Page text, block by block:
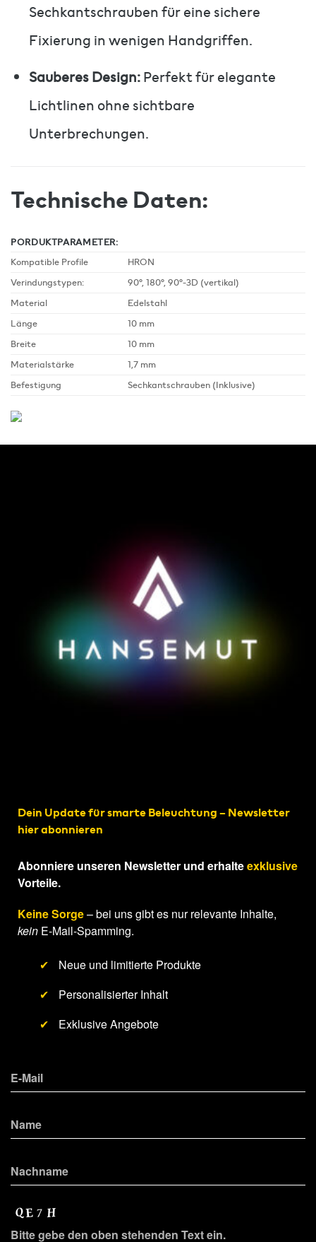
Sechkantschrauben für eine sichere
Fixierung in wenigen Handgriffen.
Sauberes Design:Perfekt für elegante
Lichtlinen ohne sichtbare
Unterbrechungen.
Technische Daten:
PORDUKTPARAMETER:
Kompatible Profile
HRON
Verindungstypen:
90°, 180°, 90°-3D (vertikal)
Material
Edelstahl
Länge
10 mm
Breite
10 mm
Materialstärke
1,7 mm
Befestigung
Sechkantschrauben (Inklusive)
Dein Update für smarte Beleuchtung – Newsletter
hier abonnieren
Abonniere unseren Newsletter und erhalteexklusive
Vorteile.
Keine Sorge– bei uns gibt es nur relevante Inhalte,
kein E-Mail-Spamming.
✔
Neue und limitierte Produkte
✔
Personalisierter Inhalt
✔
Exklusive Angebote